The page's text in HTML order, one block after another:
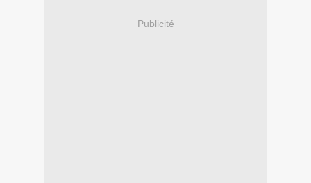
Publicité